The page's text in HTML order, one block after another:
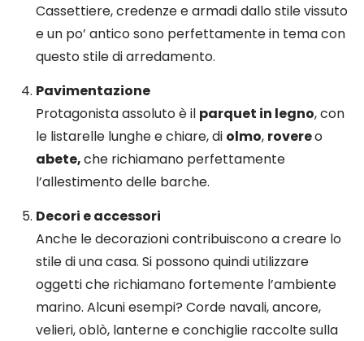
Cassettiere, credenze e armadi dallo stile vissuto
e un po’ antico sono perfettamente in tema con
questo stile di arredamento.
Pavimentazione
Protagonista assoluto è il parquet in legno, con
le listarelle lunghe e chiare, di olmo, rovereo
abete,che richiamano perfettamente
l’allestimento delle barche.
Decori e accessori
Anche le decorazioni contribuiscono a creare lo
stile di una casa. Si possono quindi utilizzare
oggetti che richiamano fortemente l’ambiente
marino. Alcuni esempi? Corde navali, ancore,
velieri, oblò, lanterne e conchiglie raccolte sulla